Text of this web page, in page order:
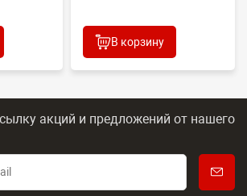
В корзину
акций и предложений от нашего